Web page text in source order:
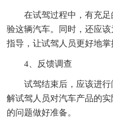
在试驾过程中，有充足
验这辆汽车。同时，还应
指导，让试驾人员更好地掌
4、反馈调查
试驾结束后，应该进行
解试驾人员对汽车产品的
的问题做好准备。